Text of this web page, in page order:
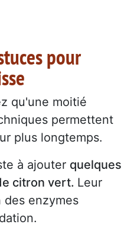
pour
qu'une moitié
permettent
plus longtemps.
à ajouter quelques
citron vert. Leur
enzymes